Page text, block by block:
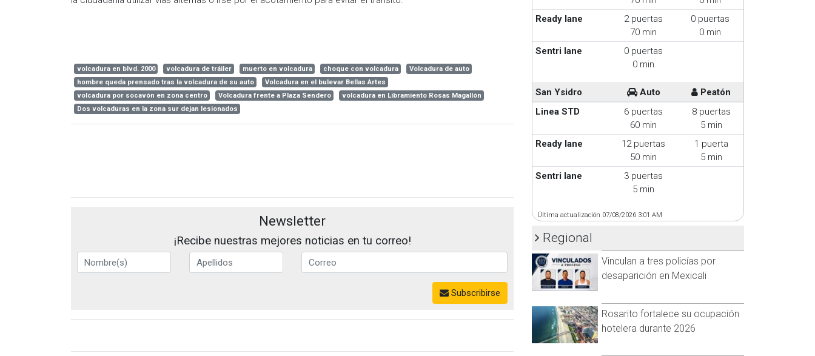
volcadura en blvd. 2000 volcadura de tráiler muerto en volcadura choque con volcadura
Volcadura de auto
hombre queda prensado tras la volcadura de su auto
Volcadura en el bulevar Bellas Artes
volcadura por socavón en zona centro
Volcadura frente a Plaza Sendero
volcadura en Libramiento Rosas Magallón
Dos volcaduras en la zona sur dejan lesionados
Newsletter
¡Recibe nuestras mejores noticias en tu correo!
Subscribirse
Ready lane
2 puertas
70 min
0 puertas
0 min
Sentri lane
0 puertas
0 min
San Ysidro Auto
Peatón
Linea STD
6 puertas
60 min
8 puertas
5 min
Ready lane
12 puertas
50 min
1 puerta
5 min
Sentri lane
3 puertas
5 min
Última actualización 07/08/2026 3:01 AM
Regional
Vinculan a tres policías por
desaparición en Mexicali
Rosarito fortalece su ocupación
hotelera durante 2026